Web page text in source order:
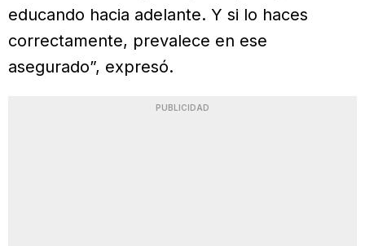
educando hacia adelante. Y si lo haces
correctamente, prevalece en ese
asegurado”, expresó.
PUBLICIDAD